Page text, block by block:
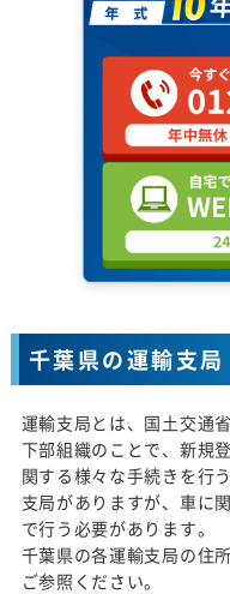
千葉県の運輸支局
運輸支局とは、国土交通
下部組織のことで、新規
関する様々な手続きを行
支局がありますが、車に
で行う必要があります。
千葉県の各運輸支局の住
ご参照ください。